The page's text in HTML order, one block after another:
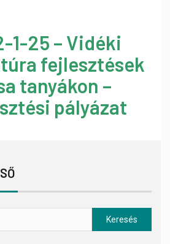
1-25 – Vidéki
fejlesztések
tanyákon –
pályázat